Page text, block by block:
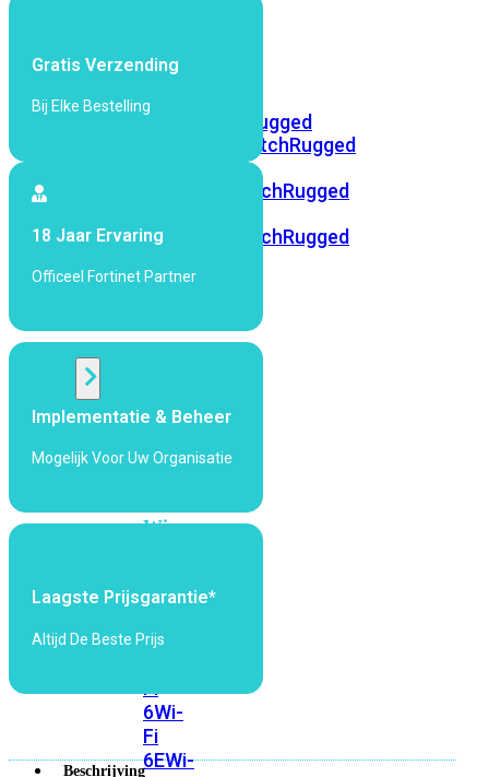
FortiSwitch
Ruggedized
FortiSwitchRugged
FortiSwitchRugged
FortiSwitchRugged
POE
FortiSwitchRugged
POE
WiFi
Alle
Points
Wi-
Fi
6Wi-
Fi
6EWi-
Gratis Verzending
Bij Elke Bestelling
18 Jaar Ervaring
Officeel Fortinet Partner
Implementatie & Beheer
Mogelijk Voor Uw Organisatie
Laagste Prijsgarantie*
Altijd De Beste Prijs
Beschrijving